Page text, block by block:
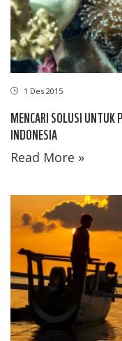
1 Des 2015
MENCARI SOLUSI UNTUK
INDONESIA
Read More »